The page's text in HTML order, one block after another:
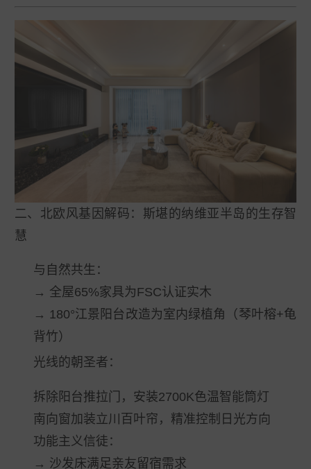
二、北欧风基因解码：斯堪的纳维亚半岛的生存智
慧
与自然共生 ：
→ 全屋65%家具为FSC认证实木
→ 180°江景阳台改造为室内绿植角（琴叶榕+龟
背竹）
光线的朝圣者 ：
拆除阳台推拉门，安装2700K色温智能筒灯
南向窗加装立川百叶帘，精准控制日光方向
功能主义信徒 ：
→ 沙发床满足亲友留宿需求